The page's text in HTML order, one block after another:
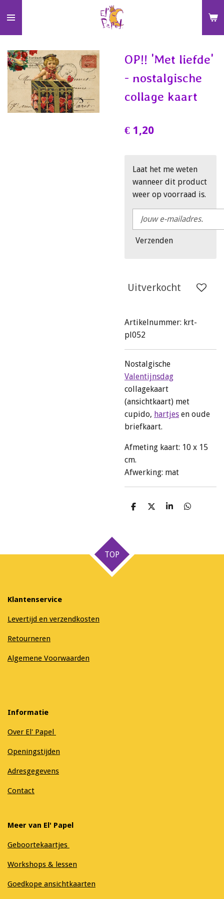
direct
naar
de
hoofdinhoud
OP!! 'Met liefde'
- nostalgische
collage kaart
€ 1,20
Laat het me weten
wanneer dit product
weer op voorraad is.
Verzenden
Uitverkocht
Artikelnummer: krt-
pl052
Nostalgische
Valentijnsdag
collagekaart
(ansichtkaart) met
cupido, hartjes en oude
briefkaart.
Afmeting kaart: 10 x 15
cm.
Afwerking: mat
D
D
S
D
TOP
Klantenservice
Levertijd en verzendkosten
Retourneren
Algemene Voorwaarden
Informatie
Over El' Papel
Openingstijden
Adresgegevens
Contact
Meer van El' Papel
Geboortekaartjes
Workshops & lessen
Goedkope ansichtkaarten